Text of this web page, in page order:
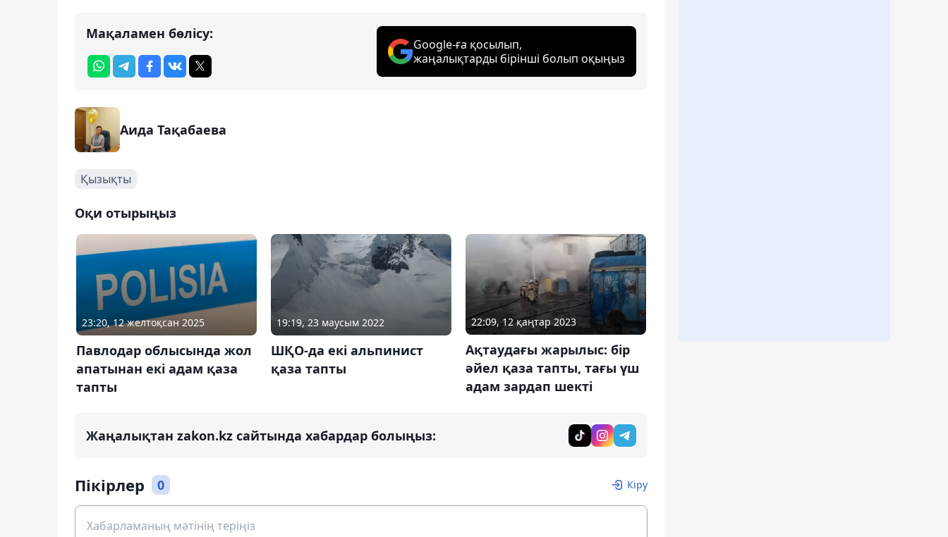
Мақаламен бөлісу:
Google-ға қосылып,
жаңалықтарды бірінші болып оқыңыз
Аида Тақабаева
Қызықты
Оқи отырыңыз
23:20, 12 желтоқсан 2025
Павлодар облысында жол
апатынан екі адам қаза
тапты
19:19, 23 маусым 2022
ШҚО-да екі альпинист
қаза тапты
22:09, 12 қаңтар 2023
Ақтаудағы жарылыс: бір
әйел қаза тапты, тағы үш
адам зардап шекті
Жаңалықтан zakon.kz сайтында хабардар болыңыз:
Пікірлер 0 Кіру